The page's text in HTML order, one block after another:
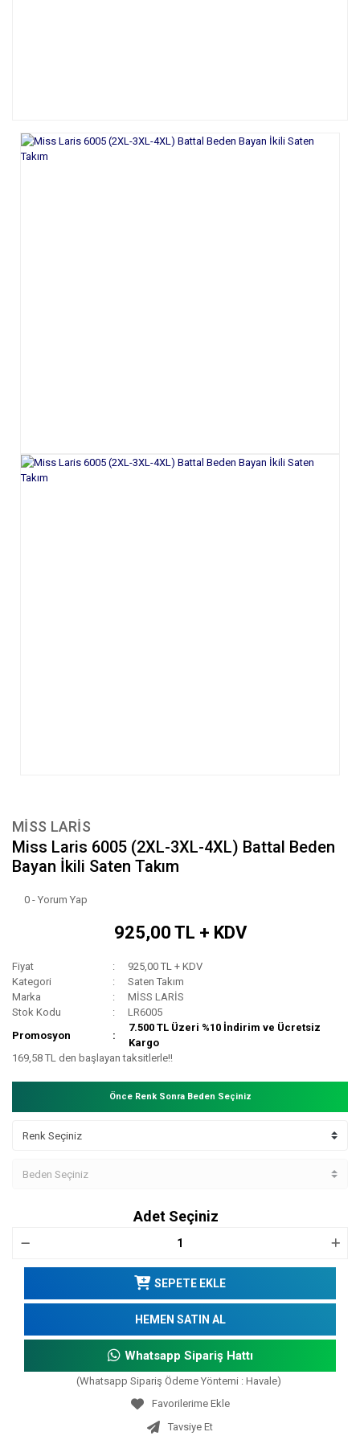
MİSS LARİS
Miss Laris 6005 (2XL-3XL-4XL) Battal Beden
Bayan İkili Saten Takım
0 - Yorum Yap
925,00 TL + KDV
Fiyat
925,00 TL + KDV
Kategori
Saten Takım
Marka
MİSS LARİS
Stok Kodu
LR6005
Promosyon
7.500 TL Üzeri %10 İndirim ve Ücretsiz
Kargo
169,58 TL den başlayan taksitlerle!!
Önce Renk Sonra Beden Seçiniz
Adet Seçiniz
SEPETE EKLE
HEMEN SATIN AL
Whatsapp Sipariş Hattı
(Whatsapp Sipariş Ödeme Yöntemi : Havale)
Tavsiye Et